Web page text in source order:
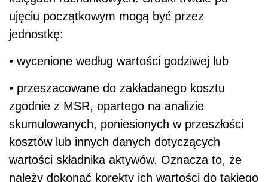
ujęciu początkowym mogą być przez
jednostkę:
• wycenione według wartości godziwej lub
• przeszacowane do zakładanego kosztu
zgodnie z MSR, opartego na analizie
skumulowanych, poniesionych w przeszłości
kosztów lub innych danych dotyczących
wartości składnika aktywów. Oznacza to, że
należy dokonać korekty ich wartości do takiego